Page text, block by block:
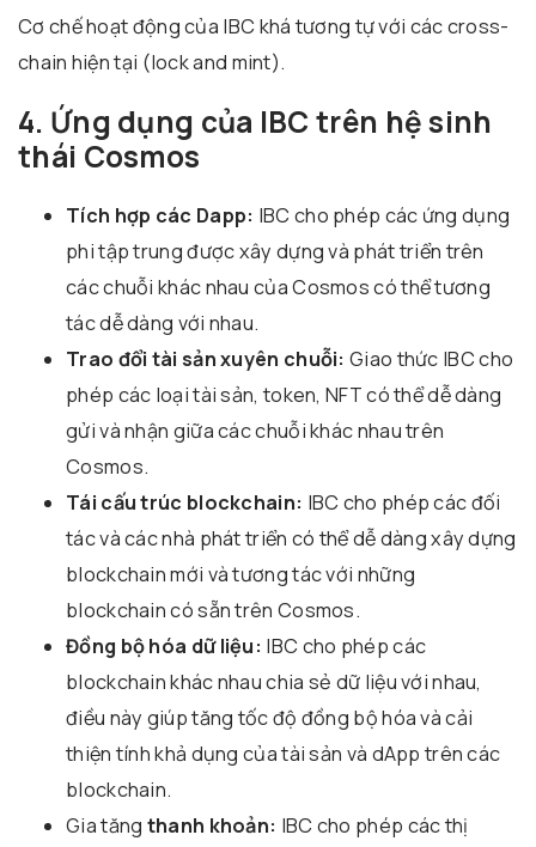
Cơ chế hoạt động của IBC khá tương tự với các cross-
chain hiện tại (lock and mint).
4. Ứng dụng của IBC trên hệ sinh
thái Cosmos
Tích hợp các Dapp: IBC cho phép các ứng dụng
phi tập trung được xây dựng và phát triển trên
các chuỗi khác nhau của Cosmos có thể tương
tác dễ dàng với nhau.
Trao đổi tài sản xuyên chuỗi: Giao thức IBC cho
phép các loại tài sản, token, NFT có thể dễ dàng
gửi và nhận giữa các chuỗi khác nhau trên
Cosmos.
Tái cấu trúc blockchain: IBC cho phép các đối
tác và các nhà phát triển có thể dễ dàng xây dựng
blockchain mới và tương tác với những
blockchain có sẵn trên Cosmos.
Đồng bộ hóa dữ liệu: IBC cho phép các
blockchain khác nhau chia sẻ dữ liệu với nhau,
điều này giúp tăng tốc độ đồng bộ hóa và cải
thiện tính khả dụng của tài sản và dApp trên các
blockchain.
Gia tăng thanh khoản: IBC cho phép các thị